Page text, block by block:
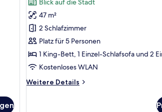
Betten,
Verbindungszimmer
anzeigen
Blick auf die Stadt
47 m²
2 Schlafzimmer
Platz für 5 Personen
1 King-Bett, 1 Einzel-Schlafsofa und 2
Kostenloses WLAN
Weitere Details
Weitere